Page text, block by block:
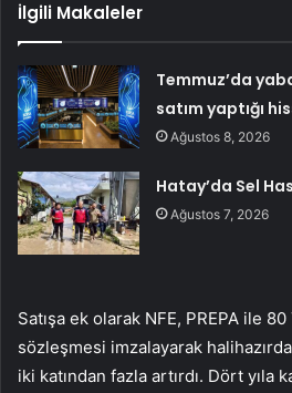
İlgili Makaleler
Temmuz’da
satım yaptığı
Ağustos 8, 2026
Hatay’da Sel
Ağustos 7, 2026
Satışa ek olarak NFE, PREPA ile
sözleşmesi imzalayarak
iki katından fazla artırdı. Dört yıla